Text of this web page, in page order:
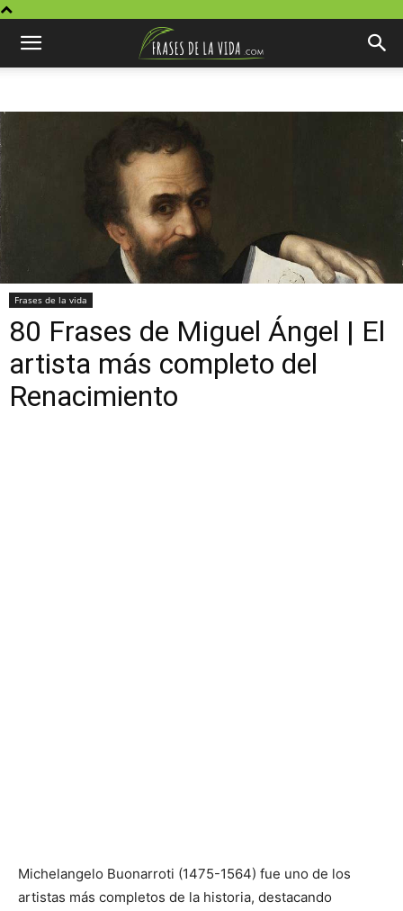
Frases de la vida
80 Frases de Miguel Ángel | El
artista más completo del
Renacimiento
Michelangelo Buonarroti (1475-1564) fue uno de los
artistas más completos de la historia, destacando